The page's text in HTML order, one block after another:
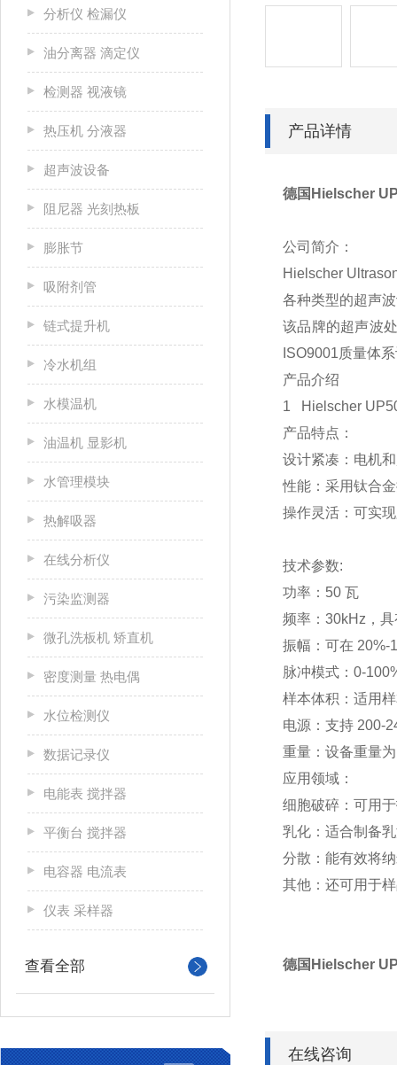
分析仪 检漏仪
油分离器 滴定仪
检测器 视液镜
热压机 分液器
超声波设备
阻尼器 光刻热板
膨胀节
吸附剂管
链式提升机
冷水机组
水模温机
油温机 显影机
水管理模块
热解吸器
在线分析仪
污染监测器
微孔洗板机 矫直机
密度测量 热电偶
水位检测仪
数据记录仪
电能表 搅拌器
平衡台 搅拌器
电容器 电流表
仪表 采样器
查看全部
产品详情
德国Hielscher
公司简介：
Hielscher
各种类型的超声
该品牌的超声波
ISO9001质量体
产品介绍
1 Hielscher
产品特点：
设计紧凑：电机
性能：采用钛合
操作灵活：可实
技术参数:
功率：50 瓦
频率：30kHz，
振幅：可在 20%-
脉冲模式：0-
样本体积：适用
电源：支持 200-
重量：设备重量
应用领域：
细胞破碎：可用
乳化：适合制备
分散：能有效将
其他：还可用于
德国Hielscher
在线咨询